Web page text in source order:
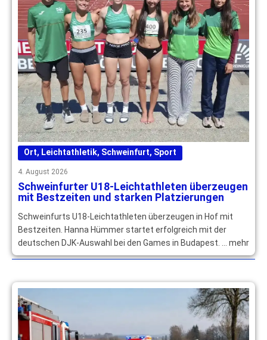
Ort, Leichtathletik, Schweinfurt, Sport
4. August 2026
Schweinfurter U18-Leichtathleten überzeugen
mit Bestzeiten und starken Platzierungen
Schweinfurts U18-Leichtathleten überzeugen in Hof mit
Bestzeiten. Hanna Hümmer startet erfolgreich mit der
deutschen DJK-Auswahl bei den Games in Budapest. … mehr